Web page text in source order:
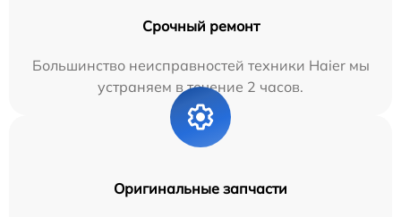
Срочный ремонт
Большинство неисправностей техники Haier мы
устраняем в течение 2 часов.
Оригинальные запчасти